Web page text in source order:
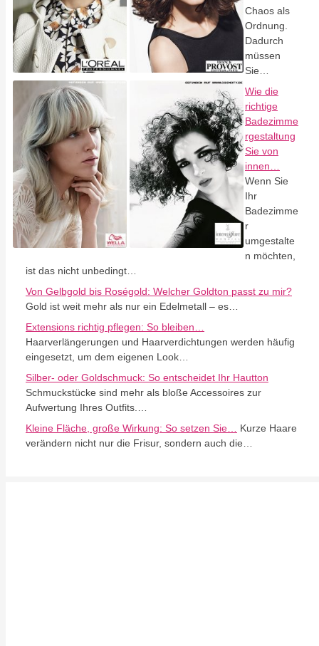
Chaos als
Ordnung.
Dadurch
müssen
Sie…
Wie die
richtige
Badezimme
rgestaltung
Sie von
innen…
Wenn Sie
Ihr
Badezimme
r
umgestalte
n möchten,
ist das nicht unbedingt…
Von Gelbgold bis Roségold: Welcher Goldton passt zu mir?
Gold ist weit mehr als nur ein Edelmetall – es…
Extensions richtig pflegen: So bleiben…
Haarverlängerungen und Haarverdichtungen werden häufig
eingesetzt, um dem eigenen Look…
Silber- oder Goldschmuck: So entscheidet Ihr Hautton
Schmuckstücke sind mehr als bloße Accessoires zur
Aufwertung Ihres Outfits.…
Kleine Fläche, große Wirkung: So setzen Sie…
Kurze Haare
verändern nicht nur die Frisur, sondern auch die…